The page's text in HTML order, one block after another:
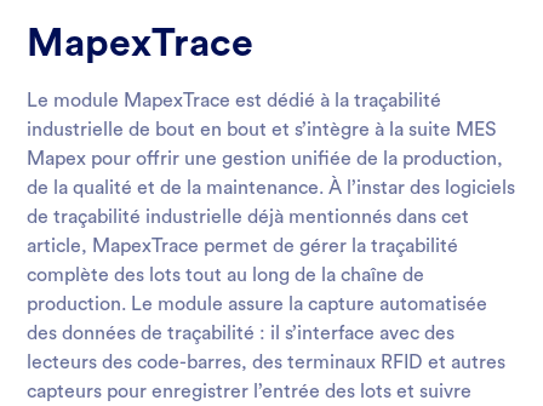
MapexTrace
Le module MapexTrace est dédié à la traçabilité
industrielle de bout en bout et s’intègre à la suite MES
Mapex pour offrir une gestion unifiée de la production,
de la qualité et de la maintenance. À l’instar des logiciels
de traçabilité industrielle déjà mentionnés dans cet
article, MapexTrace permet de gérer la traçabilité
complète des lots tout au long de la chaîne de
production. Le module assure la capture automatisée
des données de traçabilité : il s’interface avec des
lecteurs des code-barres, des terminaux RFID et autres
capteurs pour enregistrer l’entrée des lots et suivre